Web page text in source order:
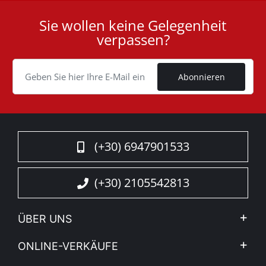
Cookie
Sie wollen keine Gelegenheit
verpassen?
Abonnieren
(+30) 6947901533
(+30) 2105542813
ÜBER UNS
Firma
ONLINE-VERKÄUFE